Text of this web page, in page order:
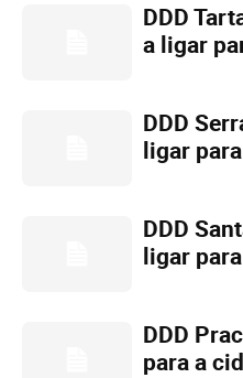
DDD
a ligar
DDD
ligar
DDD
ligar
DDD
para a